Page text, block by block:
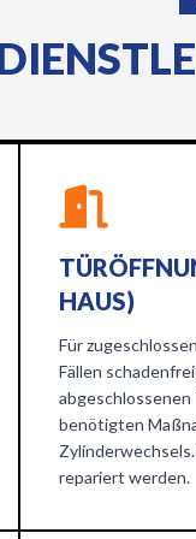
HAUS)
Für
Fällen
abgeschlossenen
benötigten
repariert werden.